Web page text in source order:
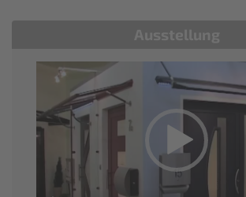
Player